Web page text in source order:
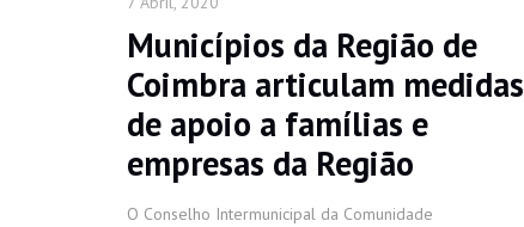
Municípios da Região de
Coimbra articulam medidas
de apoio a famílias e
empresas da Região
O Conselho Intermunicipal da Comunidade